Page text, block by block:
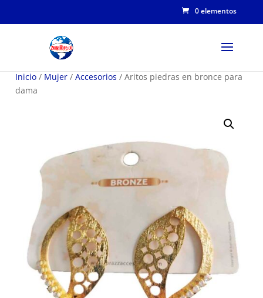
0 elementos
Inicio / Mujer / Accesorios / Aritos piedras en bronce para
dama